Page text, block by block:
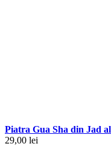
Piatra Gua Sha din Jad
29,00 lei